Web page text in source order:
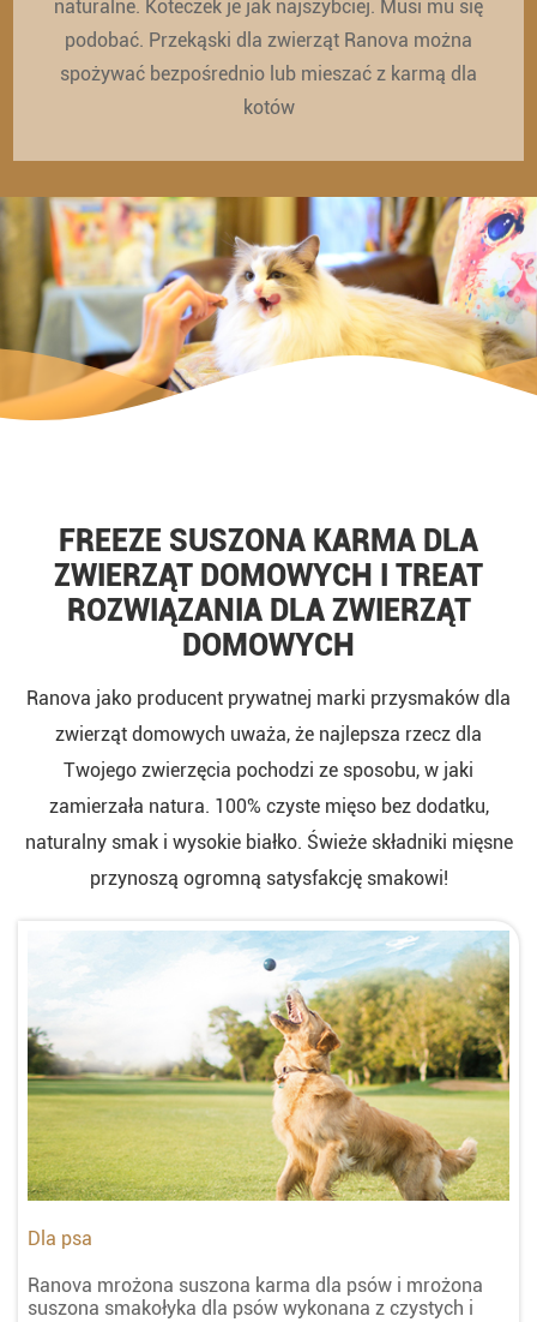
naturalne. Koteczek je jak najszybciej. Musi mu się
podobać. Przekąski dla zwierząt Ranova można
spożywać bezpośrednio lub mieszać z karmą dla
kotów
FREEZE SUSZONA KARMA DLA
ZWIERZĄT DOMOWYCH I TREAT
ROZWIĄZANIA DLA ZWIERZĄT
DOMOWYCH
Ranova jako producent prywatnej marki przysmaków dla
zwierząt domowych uważa, że najlepsza rzecz dla
Twojego zwierzęcia pochodzi ze sposobu, w jaki
zamierzała natura. 100% czyste mięso bez dodatku,
naturalny smak i wysokie białko. Świeże składniki mięsne
przynoszą ogromną satysfakcję smakowi!
Dla psa
Ranova mrożona suszona karma dla psów i mrożona
suszona smakołyka dla psów wykonana z czystych i